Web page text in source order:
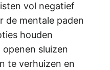
vol negatief
de mentale paden
houden
sluizen
te verhuizen en